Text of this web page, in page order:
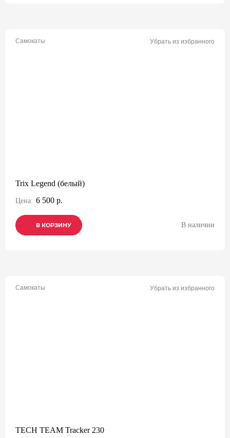
Самокаты Убрать из избранного
Trix Legend (белый)
Цена: 6 500 р.
В КОРЗИНУ
В КОРЗИНУ
В КОРЗИНУ В наличии
Самокаты Убрать из избранного
TECH TEAM Tracker 230